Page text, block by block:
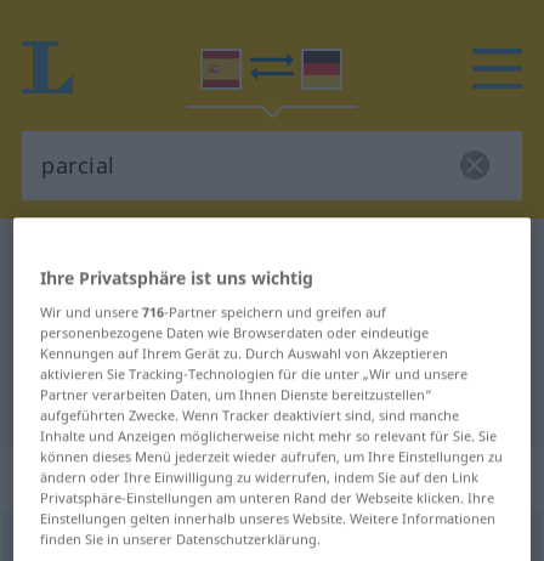
Spanisch-Deutsch Übersetzung für
"parcial"
"parcial" Deutsch Übersetzung
„parcial“: adjetivo
parcial [parˈθĭal]adj
Ihre Privatsphäre ist uns wichtig
Wir und unsere716-Partner speichern und greifen auf
personenbezogene Daten wie Browserdaten oder eindeutige
Kennungen auf Ihrem Gerät zu. Durch Auswahl von Akzeptieren
aktivieren Sie Tracking-Technologien für die unter „Wir und unsere
Partner verarbeiten Daten, um Ihnen Dienste bereitzustellen“
aufgeführten Zwecke. Wenn Tracker deaktiviert sind, sind manche
Inhalte und Anzeigen möglicherweise nicht mehr so relevant für Sie. Sie
können dieses Menü jederzeit wieder aufrufen, um Ihre Einstellungen zu
ändern oder Ihre Einwilligung zu widerrufen, indem Sie auf den Link
Privatsphäre-Einstellungen am unteren Rand der Webseite klicken. Ihre
Einstellungen gelten innerhalb unseres Website. Weitere Informationen
finden Sie in unserer Datenschutzerklärung.